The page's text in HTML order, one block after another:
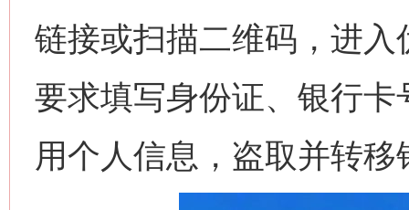
链接或扫描二维码，进
要求填写身份证、银行
用个人信息，盗取并转移